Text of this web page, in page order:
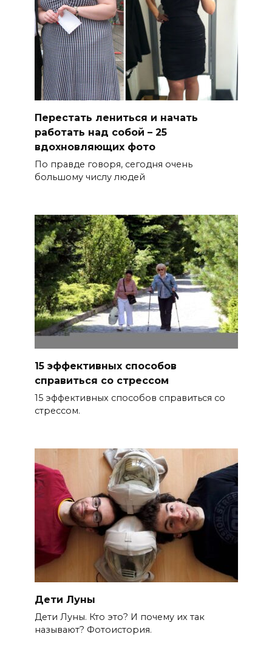
Перестать лениться и начать
работать над собой – 25
вдохновляющих фото
По правде говоря, сегодня очень
большому числу людей
15 эффективных способов
справиться со стрессом
15 эффективных способов справиться со
стрессом.
Дети Луны
Дети Луны. Кто это? И почему их так
называют? Фотоистория.